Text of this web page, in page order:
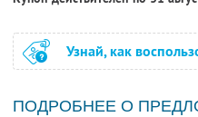
Узнай, как
ПОДРОБНЕЕ О